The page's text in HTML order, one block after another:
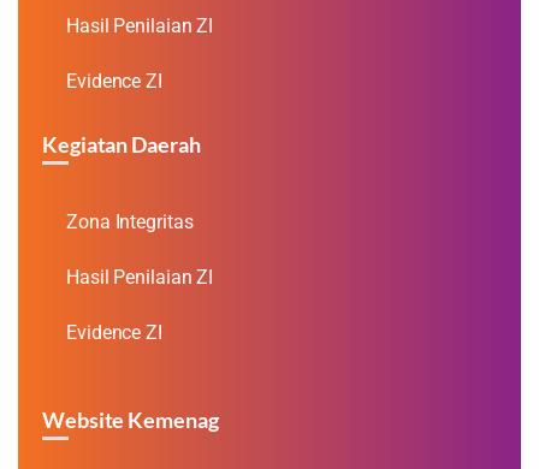
Hasil Penilaian ZI
Evidence ZI
Kegiatan Daerah
Zona Integritas
Hasil Penilaian ZI
Evidence ZI
Website Kemenag